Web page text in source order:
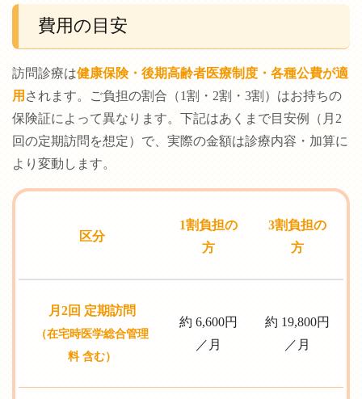
費用の目安
訪問診療は健康保険・後期高齢者医療制度・各種公費が適
用 されます。ご負担の割合（1割・2割・3割）はお持ちの
保険証によって異なります。下記はあくまで目安例（月2
回の定期訪問を想定）で、実際の金額は診療内容・加算に
より変動します。
区分
1割負担の
方
3割負担の
方
月2回 定期訪問
（在宅時医学総合管理
料 含む）
約 6,600円
／月
約 19,800円
／月